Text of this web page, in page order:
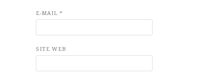
E-MAIL *
SITE WEB